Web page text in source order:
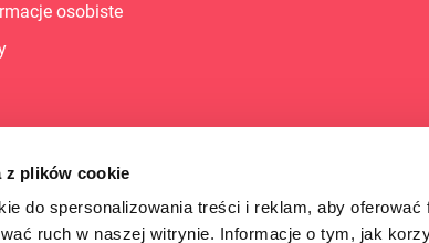
z plików cookie
do spersonalizowania treści i reklam, aby oferować
ruch w naszej witrynie. Informacje o tym, jak
osobiste